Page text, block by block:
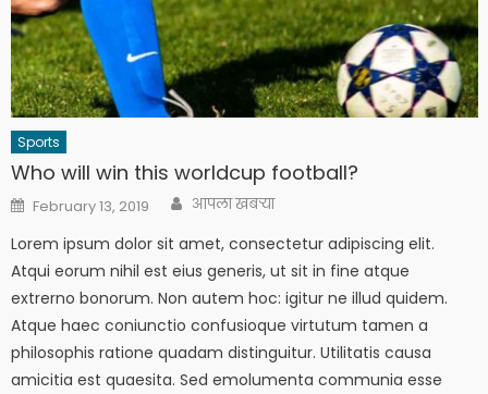
Sports
Who will win this worldcup football?
Posted
on
February 13, 2019 Author
आपला खबऱ्या
Lorem ipsum dolor sit amet, consectetur adipiscing elit.
Atqui eorum nihil est eius generis, ut sit in fine atque
extrerno bonorum. Non autem hoc: igitur ne illud quidem.
Atque haec coniunctio confusioque virtutum tamen a
philosophis ratione quadam distinguitur. Utilitatis causa
amicitia est quaesita. Sed emolumenta communia esse